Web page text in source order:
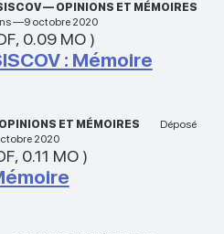
— OPINIONS ET MÉMOIRES
—9 octobre 2020
, 0.09 MO)
: Mémoire
ET MÉMOIRES
Déposé
2020
, 0.11 MO)